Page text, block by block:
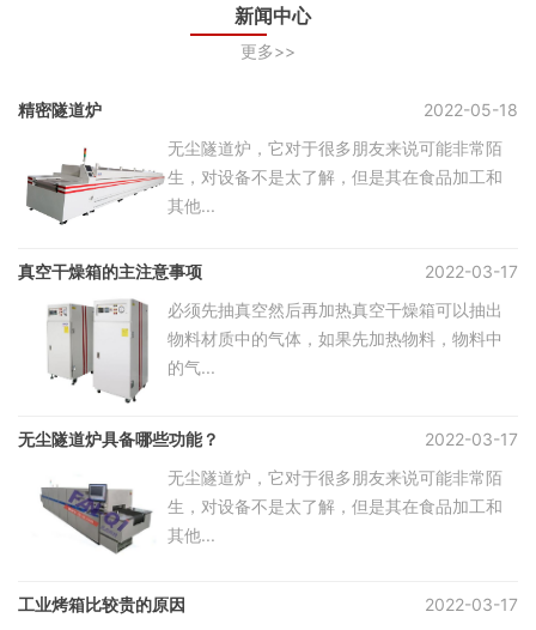
新闻中心
更多>>
精密隧道炉
2022-05-18
无尘隧道炉，它对于很多朋友来说可能非常陌
生，对设备不是太了解，但是其在食品加工和
其他...
真空干燥箱的主注意事项
2022-03-17
必须先抽真空然后再加热真空干燥箱可以抽出
物料材质中的气体，如果先加热物料，物料中
的气...
无尘隧道炉具备哪些功能？
2022-03-17
无尘隧道炉，它对于很多朋友来说可能非常陌
生，对设备不是太了解，但是其在食品加工和
其他...
工业烤箱比较贵的原因
2022-03-17